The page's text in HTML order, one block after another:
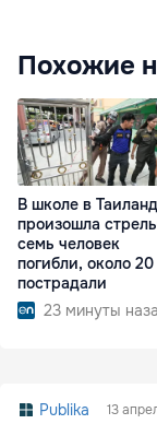
Похожие
В школе в
произошла
семь человек
погибли, около 20
пострадали
23 минуты
Publika 13